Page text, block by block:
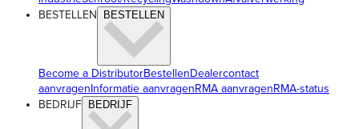
BESTELLEN
BESTELLEN
Become a DistributorBestellenDealercontact
aanvragenInformatie aanvragenRMA aanvragenRMA-status
BEDRIJF
BEDRIJF